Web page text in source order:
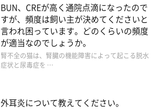
BUN、CREが高く通院点滴になったので
すが、頻度は飼い主が決めてくださいと
言われ困っています。どのくらいの頻度
が適当なのでしょうか。
腎不全の猫は、腎臓の機能障害によって起こる脱水
症状と尿毒症を …
外耳炎について教えてください。